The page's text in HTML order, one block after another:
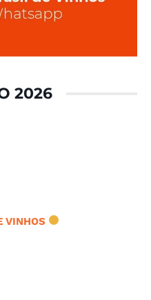
2026
VINHOS